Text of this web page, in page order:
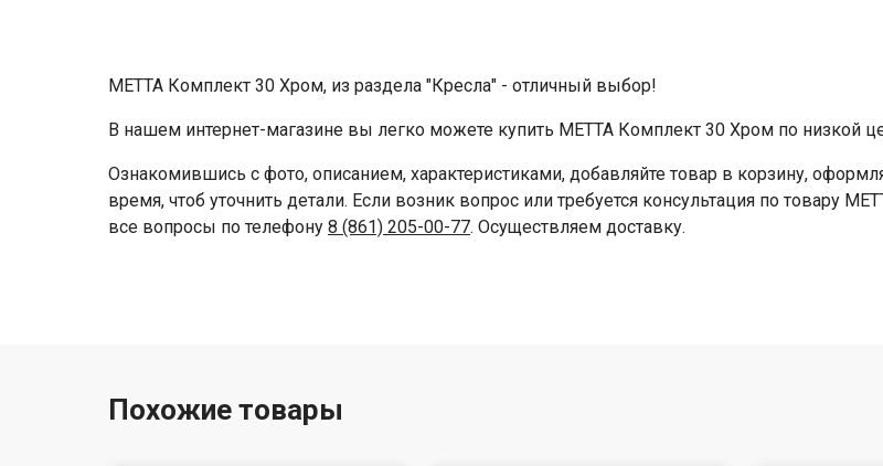
МЕТТА Комплект 30 Хром, из раздела "Кресла" - отличный выбор!
В нашем интернет-магазине вы легко можете купить МЕТТА Комплект 30 Хром по низкой
Ознакомившись с фото, описанием, характеристиками, добавляйте товар в корзину,
время, чтоб уточнить детали. Если возник вопрос или требуется консультация по товару
все вопросы по телефону 8 (861) 205-00-77. Осуществляем доставку.
Похожие товары